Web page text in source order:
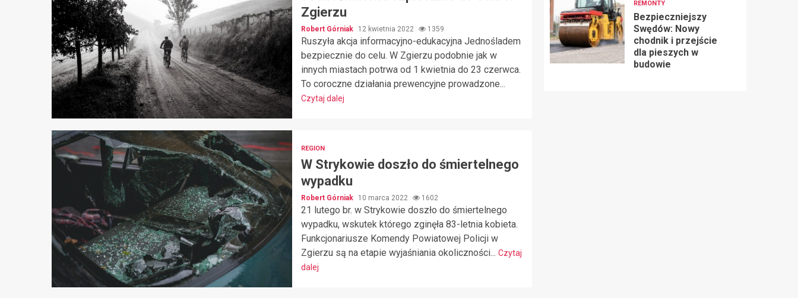
Zgierzu
Robert Górniak 12 kwietnia 2022 1359
Ruszyła akcja informacyjno-edukacyjna Jednośladem
bezpiecznie do celu. W Zgierzu podobnie jak w
innych miastach potrwa od 1 kwietnia do 23 czerwca.
To coroczne działania prewencyjne prowadzone...
Czytaj dalej
REGION
W Strykowie doszło do śmiertelnego
wypadku
Robert Górniak 10 marca 2022 1602
21 lutego br. w Strykowie doszło do śmiertelnego
wypadku, wskutek którego zginęła 83-letnia kobieta.
Funkcjonariusze Komendy Powiatowej Policji w
Zgierzu są na etapie wyjaśniania okoliczności... Czytaj
dalej
REMONTY
Bezpieczniejszy
Swędów: Nowy
chodnik i przejście
dla pieszych w
budowie